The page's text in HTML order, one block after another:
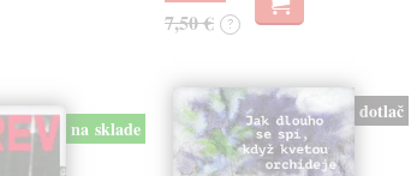
7,50 € ?
na sklade
dotlač